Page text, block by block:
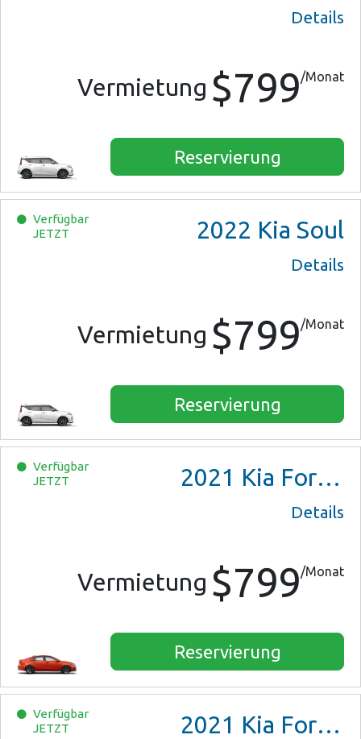
Details
Vermietung $799/Monat
Reservierung
Verfügbar
JETZT
2022 Kia Soul
Details
Vermietung $799/Monat
Reservierung
Verfügbar
JETZT
2021 Kia Forte GT line
Details
Vermietung $799/Monat
Reservierung
Verfügbar
JETZT
2021 Kia Forte GT line